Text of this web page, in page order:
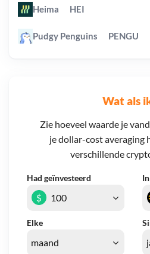
Wat als
Zie hoeveel waarde je
je dollar-cost averaging
verschillende
Had geïnvesteerd In
Elke
$
Heima HEI
Pudgy Penguins PENGU